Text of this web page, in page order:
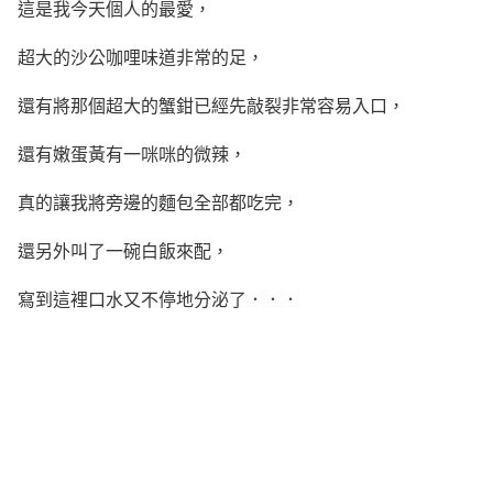
這是我今天個人的最愛，
超大的沙公咖哩味道非常的足，
還有將那個超大的蟹鉗已經先敲裂非常容易入口，
還有嫩蛋黃有一咪咪的微辣，
真的讓我將旁邊的麵包全部都吃完，
還另外叫了一碗白飯來配，
寫到這裡口水又不停地分泌了．．．